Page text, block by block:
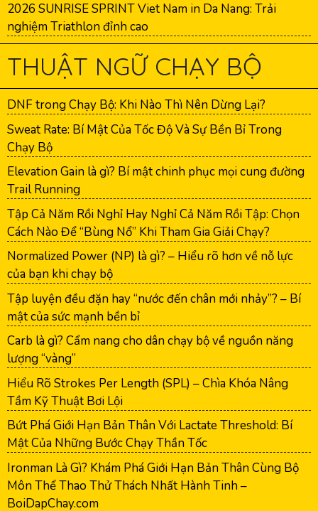
2026 SUNRISE SPRINT Viet Nam in Da Nang: Trải
nghiệm Triathlon đỉnh cao
THUẬT NGỮ CHẠY BỘ
DNF trong Chạy Bộ: Khi Nào Thì Nên Dừng Lại?
Sweat Rate: Bí Mật Của Tốc Độ Và Sự Bền Bỉ Trong
Chạy Bộ
Elevation Gain là gì? Bí mật chinh phục mọi cung đường
Trail Running
Tập Cả Năm Rồi Nghỉ Hay Nghỉ Cả Năm Rồi Tập: Chọn
Cách Nào Để “Bùng Nổ” Khi Tham Gia Giải Chạy?
Normalized Power (NP) là gì? – Hiểu rõ hơn về nỗ lực
của bạn khi chạy bộ
Tập luyện đều đặn hay “nước đến chân mới nhảy”? – Bí
mật của sức mạnh bền bỉ
Carb là gì? Cẩm nang cho dân chạy bộ về nguồn năng
lượng “vàng”
Hiểu Rõ Strokes Per Length (SPL) – Chìa Khóa Nâng
Tầm Kỹ Thuật Bơi Lội
Bứt Phá Giới Hạn Bản Thân Với Lactate Threshold: Bí
Mật Của Những Bước Chạy Thần Tốc
Ironman Là Gì? Khám Phá Giới Hạn Bản Thân Cùng Bộ
Môn Thể Thao Thử Thách Nhất Hành Tinh –
BoiDapChay.com